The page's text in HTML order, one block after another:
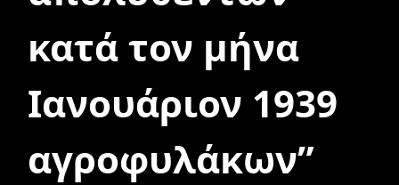
κατά τον μήνα
Ιανουάριον 1939
αγροφυλάκων”